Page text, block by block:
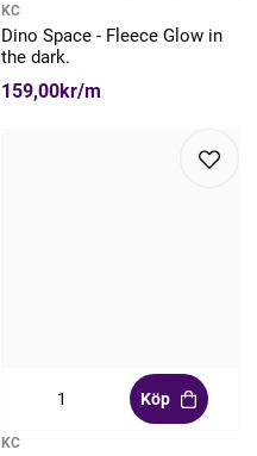
KC
Dino Space - Fleece Glow in
the dark.
159,00kr/m
Köp
KC